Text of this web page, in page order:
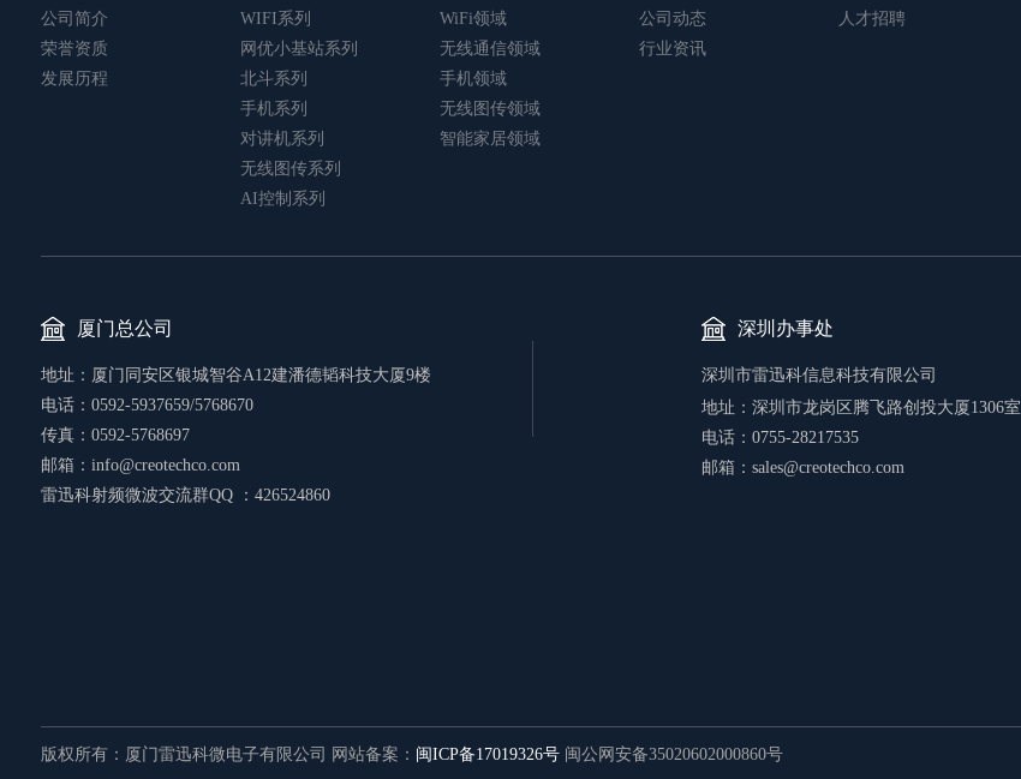
公司简介
荣誉资质
发展历程
WIFI系列
网优小基站系列
北斗系列
手机系列
对讲机系列
无线图传系列
AI控制系列
WiFi领域
无线通信领域
手机领域
无线图传领域
智能家居领域
公司动态
行业资讯
人才招聘
厦门总公司
地址：厦门同安区银城智谷A12建潘德韬科技大厦9楼
电话：0592-5937659/5768670
传真：0592-5768697
邮箱：info@creotechco.com
雷迅科射频微波交流群QQ ：426524860
深圳办事处
深圳市雷迅科信息科技有限公司
地址： 深圳市龙岗区腾飞路创投大厦1306室
电话：0755-28217535
邮箱：sales@creotechco.com
版权所有：厦门雷迅科微电子有限公司 网站备案： 闽ICP备17019326号闽公网安备35020602000860号